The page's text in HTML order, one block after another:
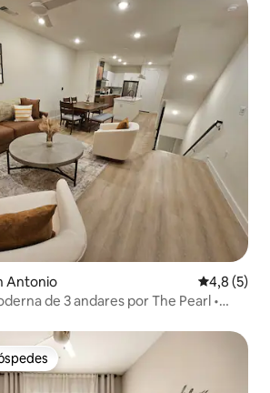
Antonio 4,8 de
4,8 (5)
de 3 andares por The Pearl •
dos hóspedes